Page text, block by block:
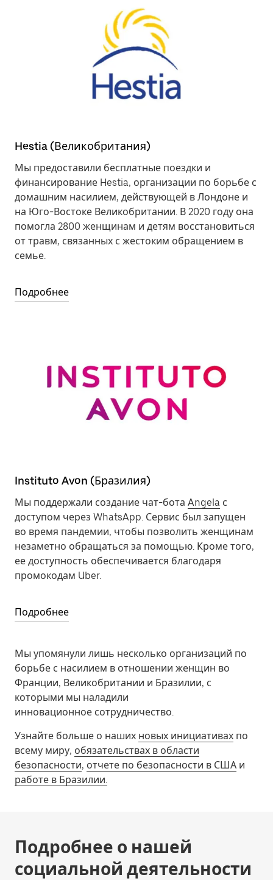
Hestia (Великобритания)
Мы предоставили бесплатные поездки и
финансирование Hestia, организации по борьбе с
домашним насилием, действующей в Лондоне и
на Юго-Востоке Великобритании. В 2020 году она
помогла 2800 женщинам и детям восстановиться
от травм, связанных с жестоким обращением в
семье.
Подробнее
Instituto Avon (Бразилия)
Мы поддержали создание чат-бота Angela с
доступом через WhatsApp. Сервис был запущен
во время пандемии, чтобы позволить женщинам
незаметно обращаться за помощью. Кроме того,
ее доступность обеспечивается благодаря
промокодам Uber.
Подробнее
Мы упомянули лишь несколько организаций по
борьбе с насилием в отношении женщин во
Франции, Великобритании и Бразилии, с
которыми мы наладили
инновационное сотрудничество.
Узнайте больше о наших новых инициативах по
всему миру, обязательствах в области
безопасности, отчете по безопасности в США и
работе в Бразилии.
Подробнее о нашей
социальной деятельности